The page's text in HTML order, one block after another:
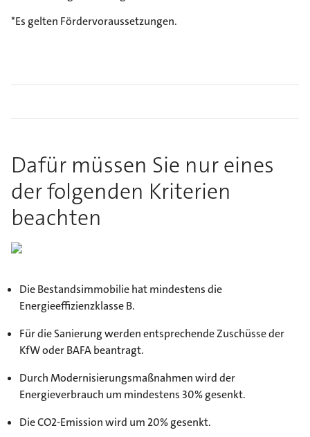
*Es gelten Fördervoraussetzungen.
Dafür müssen Sie nur eines
der folgenden Kriterien
beachten
Die Bestandsimmobilie hat mindestens die
Energieeffizienzklasse B.
Für die Sanierung werden entsprechende Zuschüsse der
KfW oder BAFA beantragt.
Durch Modernisierungsmaßnahmen wird der
Energieverbrauch um mindestens 30% gesenkt.
Die CO2-Emission wird um 20% gesenkt.